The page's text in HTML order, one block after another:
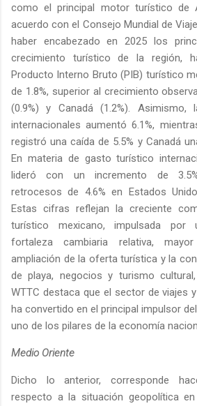
como el principal motor turístico de
acuerdo con el Consejo Mundial de
haber encabezado en 2025 los
crecimiento turístico de la región,
Producto Interno Bruto (PIB) turístico
de 1.8%, superior al crecimiento
(0.9%) y Canadá (1.2%). Asimismo,
internacionales aumentó 6.1%,
registró una caída de 5.5% y Canadá
En materia de gasto turístico
lideró con un incremento de
retrocesos de 4.6% en Estados
Estas cifras reflejan la creciente
turístico mexicano, impulsada por
fortaleza cambiaria relativa,
ampliación de la oferta turística y la
de playa, negocios y turismo
WTTC destaca que el sector de viajes
ha convertido en el principal impulsor
uno de los pilares de la economía
Medio Oriente
Dicho lo anterior, corresponde
respecto a la situación geopolítica en